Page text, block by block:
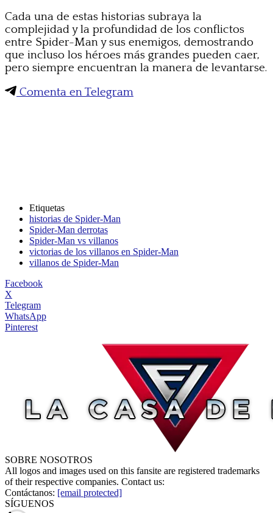
Cada una de estas historias subraya la
complejidad y la profundidad de los conflictos
entre Spider-Man y sus enemigos, demostrando
que incluso los héroes más grandes pueden caer,
pero siempre encuentran la manera de levantarse.
Comenta en Telegram
Etiquetas
historias de Spider-Man
Spider-Man derrotas
Spider-Man vs villanos
victorias de los villanos en Spider-Man
villanos de Spider-Man
Facebook
X
Telegram
WhatsApp
Pinterest
SOBRE NOSOTROS
All logos and images used on this fansite are registered trademarks
of their respective companies. Contact us:
Contáctanos: [email protected]
SÍGUENOS